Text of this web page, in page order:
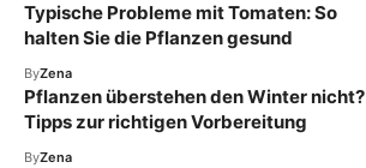
Typische Probleme mit Tomaten: So
halten Sie die Pflanzen gesund
ByZena
Pflanzen überstehen den Winter nicht?
Tipps zur richtigen Vorbereitung
ByZena